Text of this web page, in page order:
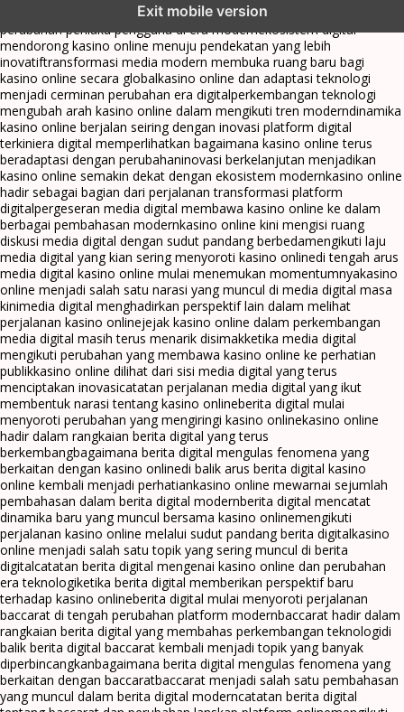
Exit mobile version
perkembangan kasino online mencerminkan
perubahan perilaku pengguna di era modernekosistem digital
mendorong kasino online menuju pendekatan yang lebih
inovatiftransformasi media modern membuka ruang baru bagi
kasino online secara globalkasino online dan adaptasi teknologi
menjadi cerminan perubahan era digitalperkembangan teknologi
mengubah arah kasino online dalam mengikuti tren moderndinamika
kasino online berjalan seiring dengan inovasi platform digital
terkiniera digital memperlihatkan bagaimana kasino online terus
beradaptasi dengan perubahaninovasi berkelanjutan menjadikan
kasino online semakin dekat dengan ekosistem modernkasino online
hadir sebagai bagian dari perjalanan transformasi platform
digitalpergeseran media digital membawa kasino online ke dalam
berbagai pembahasan modernkasino online kini mengisi ruang
diskusi media digital dengan sudut pandang berbedamengikuti laju
media digital yang kian sering menyoroti kasino onlinedi tengah arus
media digital kasino online mulai menemukan momentumnyakasino
online menjadi salah satu narasi yang muncul di media digital masa
kinimedia digital menghadirkan perspektif lain dalam melihat
perjalanan kasino onlinejejak kasino online dalam perkembangan
media digital masih terus menarik disimakketika media digital
mengikuti perubahan yang membawa kasino online ke perhatian
publikkasino online dilihat dari sisi media digital yang terus
menciptakan inovasicatatan perjalanan media digital yang ikut
membentuk narasi tentang kasino onlineberita digital mulai
menyoroti perubahan yang mengiringi kasino onlinekasino online
hadir dalam rangkaian berita digital yang terus
berkembangbagaimana berita digital mengulas fenomena yang
berkaitan dengan kasino onlinedi balik arus berita digital kasino
online kembali menjadi perhatiankasino online mewarnai sejumlah
pembahasan dalam berita digital modernberita digital mencatat
dinamika baru yang muncul bersama kasino onlinemengikuti
perjalanan kasino online melalui sudut pandang berita digitalkasino
online menjadi salah satu topik yang sering muncul di berita
digitalcatatan berita digital mengenai kasino online dan perubahan
era teknologiketika berita digital memberikan perspektif baru
terhadap kasino onlineberita digital mulai menyoroti perjalanan
baccarat di tengah perubahan platform modernbaccarat hadir dalam
rangkaian berita digital yang membahas perkembangan teknologidi
balik berita digital baccarat kembali menjadi topik yang banyak
diperbincangkanbagaimana berita digital mengulas fenomena yang
berkaitan dengan baccaratbaccarat menjadi salah satu pembahasan
yang muncul dalam berita digital moderncatatan berita digital